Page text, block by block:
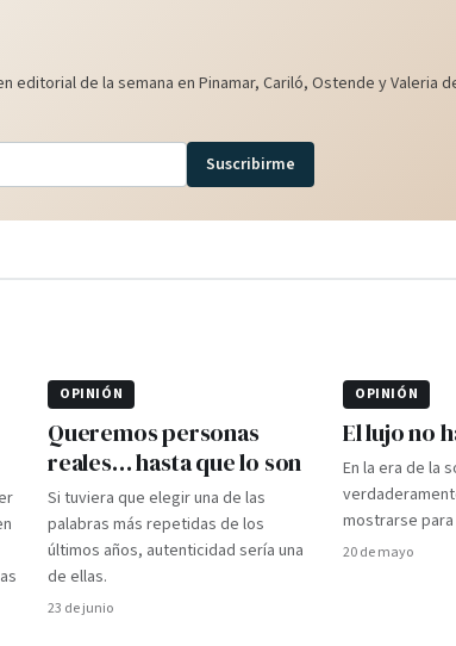
editorial de la semana en Pinamar, Cariló, Ostende y Valeria
Suscribirme
OPINIÓN
Queremos personas
reales… hasta que lo son
Si tuviera que elegir una de las
palabras más repetidas de los
últimos años, autenticidad sería una
de ellas.
23 de junio
OPINIÓN
El lujo no
En la era de la
mostrarse
20 de mayo